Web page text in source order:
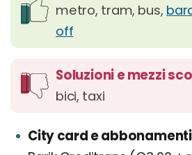
metro, tram, bus,
off
Soluzioni e mezzi
bici, taxi
City card e